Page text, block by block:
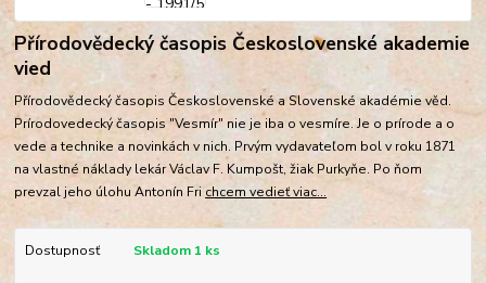
Přírodovědecký časopis Československé akademie
vied
Přírodovědecký časopis Československé a Slovenské akadémie věd.
Prírodovedecký časopis "Vesmír" nie je iba o vesmíre. Je o prírode a o
vede a technike a novinkách v nich. Prvým vydavateľom bol v roku 1871
na vlastné náklady lekár Václav F. Kumpošt, žiak Purkyňe. Po ňom
prevzal jeho úlohu Antonín Fri chcem vedieť viac...
Dostupnosť Skladom 1 ks